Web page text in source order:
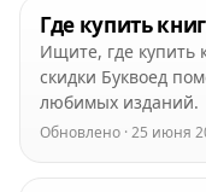
Где купить
Ищите, где купить
скидки Буквоед
любимых изданий.
Обновлено · 25 июня